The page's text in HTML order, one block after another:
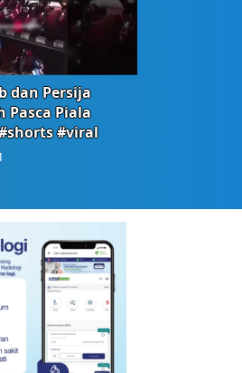
dan Persija
Pasca Piala
#viral